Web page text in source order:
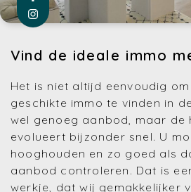
Vind de ideale immo
Het is niet altijd eenvoudig
geschikte immo te vinden in
wel genoeg aanbod, maar de
evolueert bijzonder snel. U
hooghouden en zo goed als
aanbod controleren. Dat is
werkje, dat wij gemakkelijker